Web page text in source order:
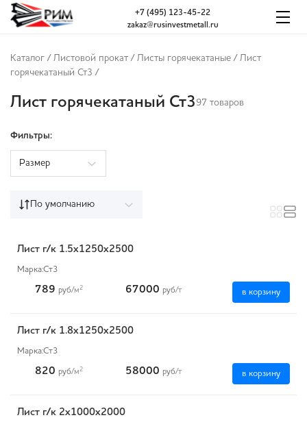
zakaz@rusinvestmetall.ru
+7 (495) 123-45-22
Каталог / Листовой прокат / Листы горячекатаные / Лист
горячекатаный Ст3 /
Лист горячекатаный Ст3 97 товаров
Фильтры:
Размер
По умолчанию
Лист г/к 1.5x1250x2500
Марка:Ст3
789 руб/м2 67000 руб/т в корзину
Лист г/к 1.8х1250х2500
Марка:Ст3
820 руб/м2 58000 руб/т в корзину
Лист г/к 2х1000х2000